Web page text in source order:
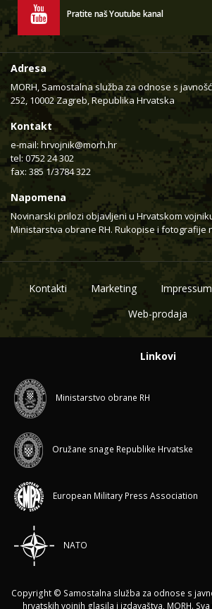
Pratite naš Youtube kanal
Adresa
MORH, Samostalna služba za odnose s
252, 10002 Zagreb, Republika Hrvatska
Kontakt
e-mail: hrvojnik@morh.hr
tel: 0752 24 302
fax: 385 1/3784 322
Napomena
Novinarski prilozi objavljeni u Hrvatskom
Ministarstva obrane RH. Rukopise i fotografije
Kontakti Marketing Impressum
Web-prodaja
Linkovi
Ministarstvo obrane RH
Oružane snage Republike Hrvatske
European Military Press Association
NATO
Copyright © Samostalna služba za odnose s
hrvatskih vojnih glasila i izdavaštva, MORH.